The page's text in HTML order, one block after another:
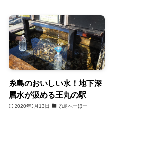
糸島のおいしい水！地下深
層水が汲める王丸の駅
2020年3月13日 糸島へーほー